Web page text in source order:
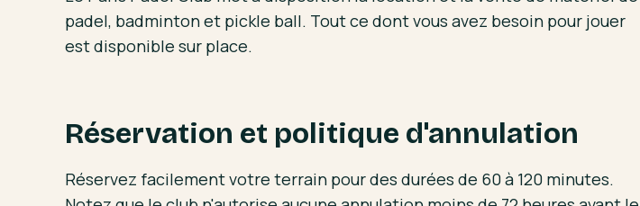
padel, badminton et pickle ball. Tout ce dont vous avez besoin pour jouer
est disponible sur place.
Réservation et politique d'annulation
Réservez facilement votre terrain pour des durées de 60 à 120 minutes.